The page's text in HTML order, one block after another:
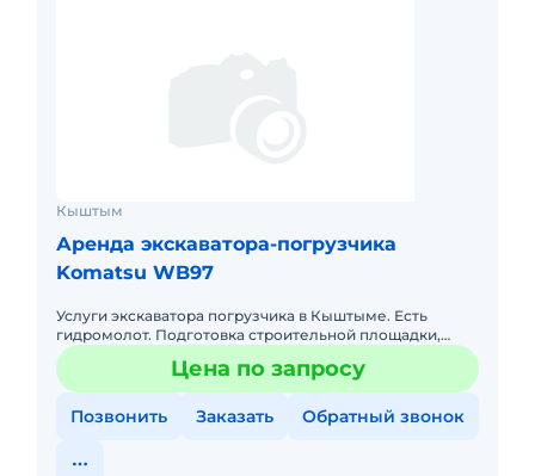
Кыштым
Аренда экскаватора-погрузчика
Komatsu WB97
Услуги экскаватора погрузчика в Кыштыме. Есть
гидромолот. Подготовка строительной площадки,
снятие грунта, яма под канализацию,погреб,
фундамент, загрузка сыпучЦена по запросу
Позвонить Заказать Обратный звонок